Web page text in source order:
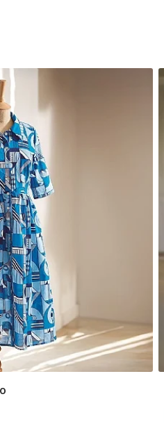
Tailles